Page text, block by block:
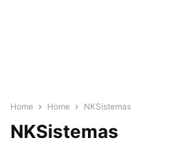
Home Home NKSistemas
NKSistemas